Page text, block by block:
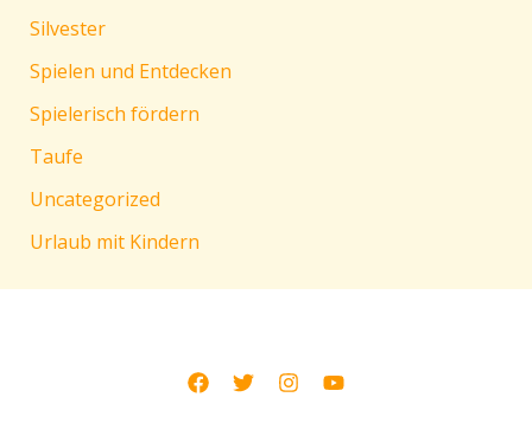
Silvester
Spielen und Entdecken
Spielerisch fördern
Taufe
Uncategorized
Urlaub mit Kindern